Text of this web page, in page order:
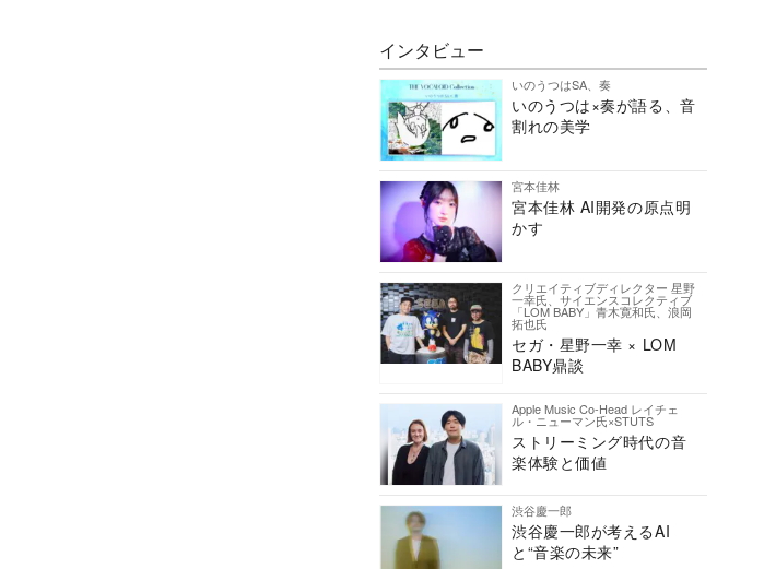
インタビュー
いのうつはSA、奏
いのうつは×奏が語る、音
割れの美学
宮本佳林
宮本佳林 AI開発の原点明
かす
クリエイティブディレクター 星野
一幸氏、サイエンスコレクティブ
「LOM BABY」青木寛和氏、浪岡
拓也氏
セガ・星野一幸 × LOM
BABY鼎談
Apple Music Co-Head レイチェ
ル・ニューマン氏×STUTS
ストリーミング時代の音
楽体験と価値
渋谷慶一郎
渋谷慶一郎が考えるAI
と“音楽の未来”